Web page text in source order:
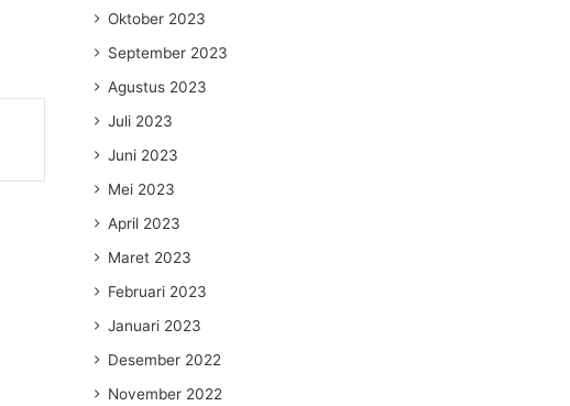
Oktober 2023
September 2023
Agustus 2023
Juli 2023
Juni 2023
Mei 2023
April 2023
Maret 2023
Februari 2023
Januari 2023
Desember 2022
November 2022